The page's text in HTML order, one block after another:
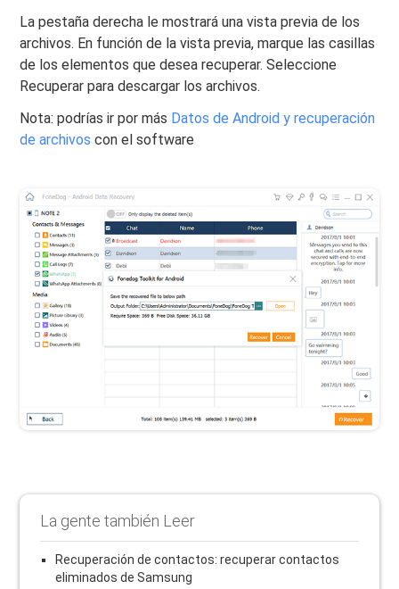
La pestaña derecha le mostrará una vista previa de los
archivos. En función de la vista previa, marque las casillas
de los elementos que desea recuperar. Seleccione
Recuperar para descargar los archivos.
Nota: podrías ir por más Datos de Android y recuperación
de archivos con el software
La gente también Leer
Recuperación de contactos: recuperar contactos
eliminados de Samsung